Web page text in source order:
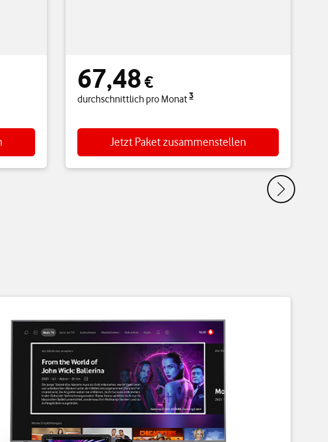
€ durchschnittlich pro Monat2
67,48 € durchschnittlich pro Monat
67,48 €
durchschnittlich pro Monat3
Jetzt Paket zusammenstellen